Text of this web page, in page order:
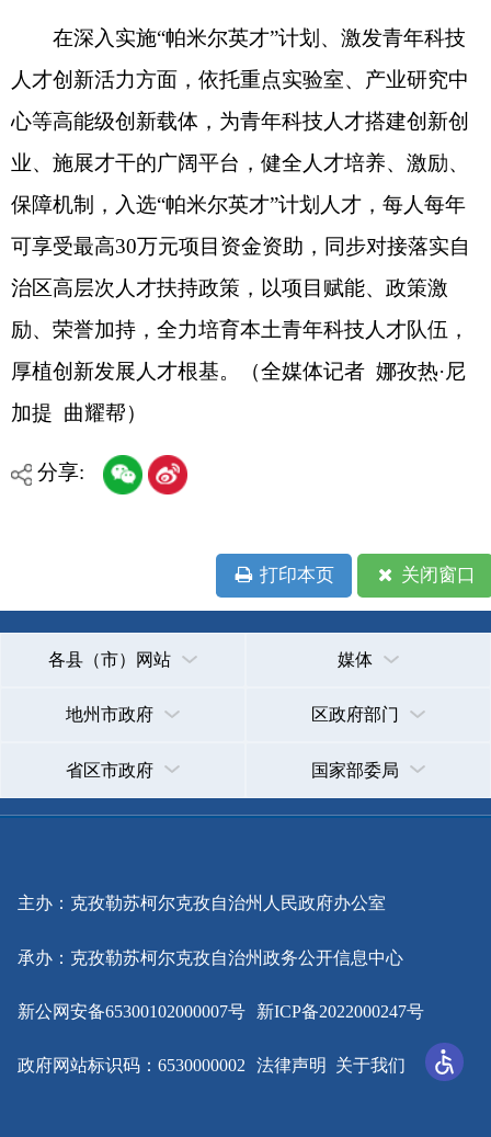
地州市政府 区政府部门
省区市政府 国家部委局
主办：克孜勒苏柯尔克孜自治州人民政府办公室
承办：克孜勒苏柯尔克孜自治州政务公开信息中心
新公网安备65300102000007号 新ICP备2022000247号
政府网站标识码：6530000002 法律声明 关于我们